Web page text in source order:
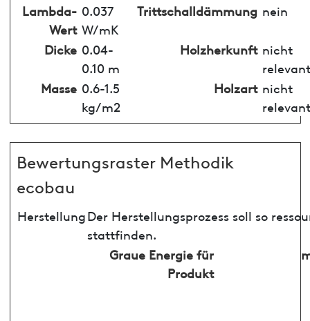
Lambda-
Wert
0.037
W/mK
Trittschalldämmung nein
Dicke 0.04-
0.10 m
Holzherkunft nicht
relevant
Masse 0.6-1.5
kg/m2
Holzart nicht
relevant
Bewertungsraster Methodik
ecobau
HerstellungDer Herstellungsprozess soll so
stattfinden.
Graue Energie für
Produkt